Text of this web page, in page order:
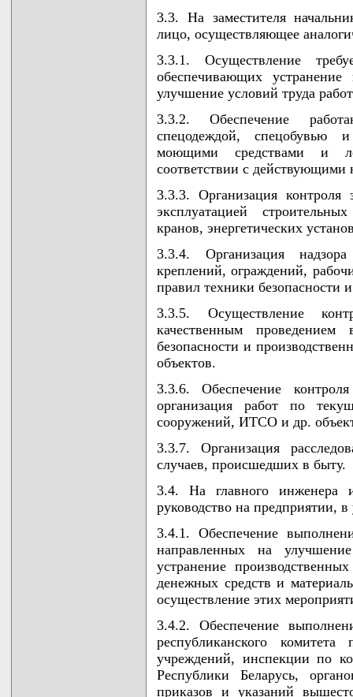
3.3. На заместителя
лицо, осуществляющее
3.3.1. Осуществление
обеспечивающих устранение
улучшение условий труда
3.3.2. Обеспечение
спецодеждой, спецобувью
моющими средствами и
соответствии с действующими
3.3.3. Организация
эксплуатацией
кранов, энергетических
3.3.4. Организация
креплений, ограждений,
правил техники безопасности
3.3.5. Осуществление
качественным
безопасности и
объектов.
3.3.6. Обеспечение
организация работ по
сооружений, ИТСО и др.
3.3.7. Организация
случаев, происшедших в быту.
3.4. На главного инженера
руководство на предприятии, в
3.4.1. Обеспечение
направленных на
устранение
денежных средств и
осуществление этих
3.4.2. Обеспечение
республиканского комитета
учреждений, инспекции по
Республики Беларусь,
приказов и указаний